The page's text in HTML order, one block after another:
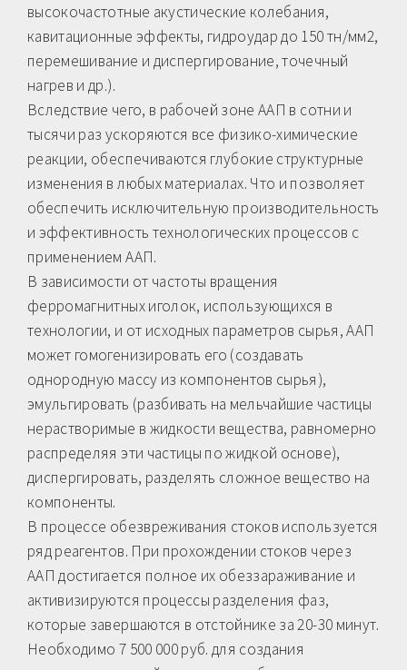
высокочастотные акустические колебания,
кавитационные эффекты, гидроудар до 150 тн/мм2,
перемешивание и диспергирование, точечный
нагрев и др.).
Вследствие чего, в рабочей зоне ААП в сотни и
тысячи раз ускоряются все физико-химические
реакции, обеспечиваются глубокие структурные
изменения в любых материалах. Что и позволяет
обеспечить исключительную производительность
и эффективность технологических процессов с
применением ААП.
В зависимости от частоты вращения
ферромагнитных иголок, использующихся в
технологии, и от исходных параметров сырья, ААП
может гомогенизировать его (создавать
однородную массу из компонентов сырья),
эмульгировать (разбивать на мельчайшие частицы
нерастворимые в жидкости вещества, равномерно
распределяя эти частицы по жидкой основе),
диспергировать, разделять сложное вещество на
компоненты.
В процессе обезвреживания стоков используется
ряд реагентов. При прохождении стоков через
ААП достигается полное их обеззараживание и
активизируются процессы разделения фаз,
которые завершаются в отстойнике за 20-30 минут.
Необходимо 7 500 000 руб. для создания